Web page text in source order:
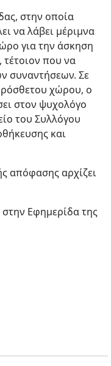
στην οποία
να λάβει μέριμνα
για την άσκηση
που να
συναντήσεων. Σε
χώρου, ο
στον ψυχολόγο
του Συλλόγου
και
απόφασης αρχίζει
Εφημερίδα της